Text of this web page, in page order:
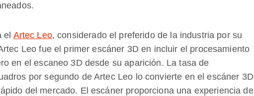
el Artec Leo, considerado el preferido de la industria por su
Leo fue el primer escáner 3D en incluir el procesamiento
en el escaneo 3D desde su aparición. La tasa de
por segundo de Artec Leo lo convierte en el escáner 3D
del mercado. El escáner proporciona una experiencia de